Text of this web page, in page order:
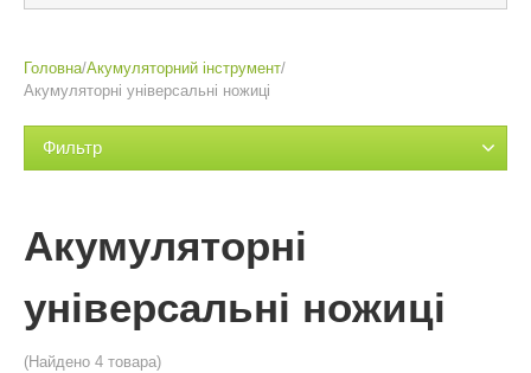
Головна/Акумуляторний інструмент/
Акумуляторні універсальні ножиці
Фильтр
Акумуляторні
універсальні ножиці
(Найдено 4 товара)